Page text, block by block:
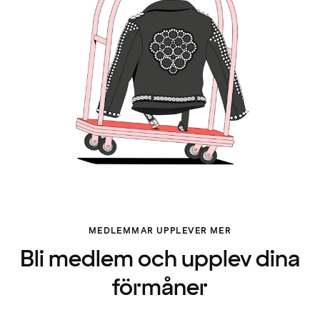
MEDLEMMAR UPPLEVER MER
Bli medlem och upplev dina
förmåner